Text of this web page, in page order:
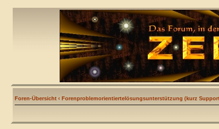
Foren-Übersicht ‹ Forenproblemorientiertelösungsunterstützung (kurz